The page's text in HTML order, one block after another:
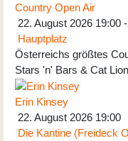
Country Open Air
22. August 2026 19:00 -
Hauptplatz
Österreichs größtes
Stars 'n' Bars & Cat Lion
Erin Kinsey
22. August 2026 19:00
Die Kantine (Freideck